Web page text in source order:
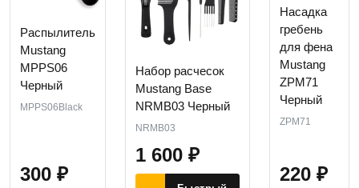
Распылитель
Mustang
MPPS06
Черный
MPPS06Black
300 ₽
Набор расчесок
Mustang Base
NRMB03 Черный
NRMB03
1 600 ₽
Насадка
гребень
для фена
Mustang
ZPM71
Черный
ZPM71
220 ₽